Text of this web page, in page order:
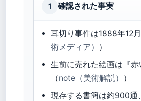
1 確認された事実
耳切り事件は1888年12
術メディア） ）
生前に売れた絵画は『
（note（美術解説） ）
現存する書簡は約900